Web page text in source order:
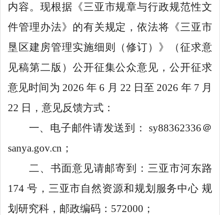
内容。现根据《三亚市规章与行政规范性文
件管理办法》的有关规定，依法将《三亚市
垦区建房管理实施细则（修订）》（征求意
见稿第二版）公开征集公众意见，公开征求
意见时间为 2026年 6 月 22 日至 2026 年 7 月
22 日，意见反馈方式：
一、电子邮件请发送到： sy88362336＠
sanya.gov.cn；
二、书面意见请邮寄到：三亚市河东路
174 号，三亚市自然资源和规划服务中心 规
划研究科，邮政编码：572000；